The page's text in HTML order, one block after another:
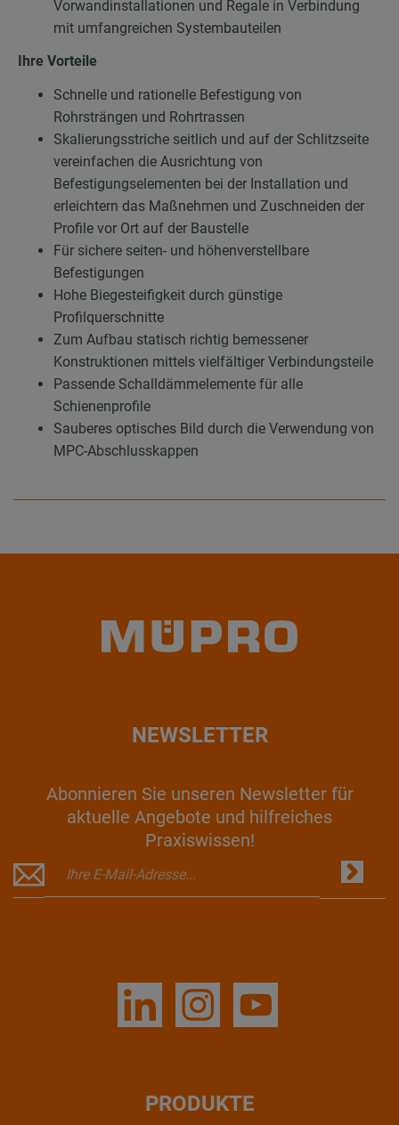
Vorwandinstallationen und Regale in Verbindung
mit umfangreichen Systembauteilen
Ihre Vorteile
Schnelle und rationelle Befestigung von
Rohrsträngen und Rohrtrassen
Skalierungsstriche seitlich und auf der Schlitzseite
vereinfachen die Ausrichtung von
Befestigungselementen bei der Installation und
erleichtern das Maßnehmen und Zuschneiden der
Profile vor Ort auf der Baustelle
Für sichere seiten- und höhenverstellbare
Befestigungen
Hohe Biegesteifigkeit durch günstige
Profilquerschnitte
Zum Aufbau statisch richtig bemessener
Konstruktionen mittels vielfältiger Verbindungsteile
Passende Schalldämmelemente für alle
Schienenprofile
Sauberes optisches Bild durch die Verwendung von
MPC-Abschlusskappen
NEWSLETTER
Abonnieren Sie unseren Newsletter für
aktuelle Angebote und hilfreiches
Praxiswissen!
PRODUKTE